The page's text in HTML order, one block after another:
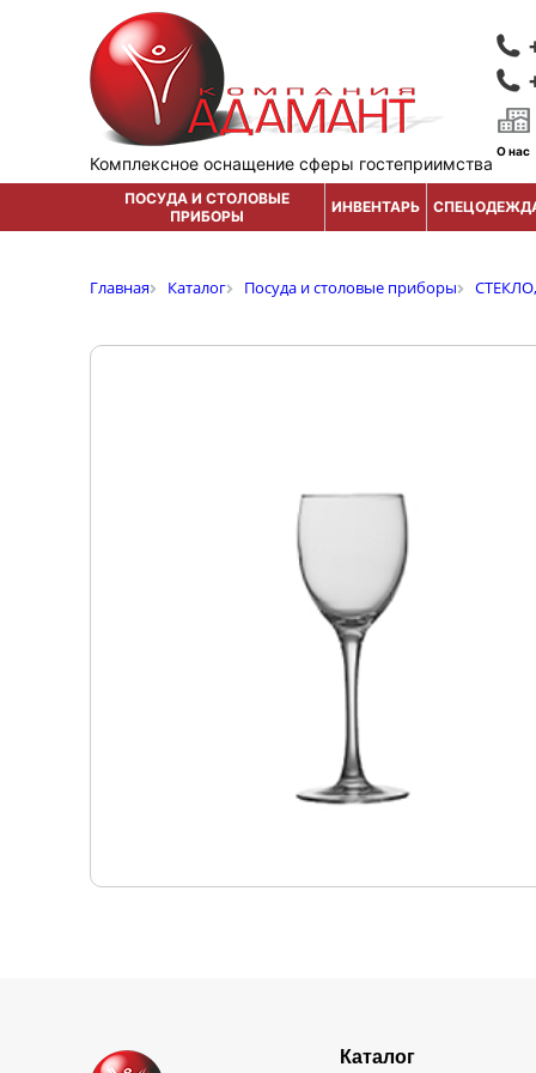
Комплексное оснащение сферы гостеприимства
О нас
ПОСУДА И СТОЛОВЫЕ
ПРИБОРЫ
ИНВЕНТАРЬ
Главная Каталог Посуда и столовые приборы
Каталог